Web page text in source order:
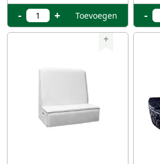
- + Toevoegen -
+